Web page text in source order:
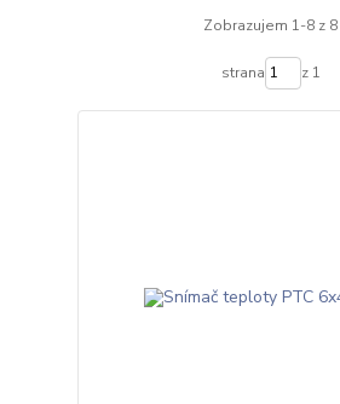
Zobrazujem 1-8 z 8
strana z 1